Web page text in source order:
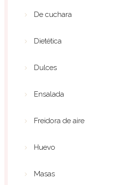
De cuchara
Dietética
Dulces
Ensalada
Freidora de aire
Huevo
Masas